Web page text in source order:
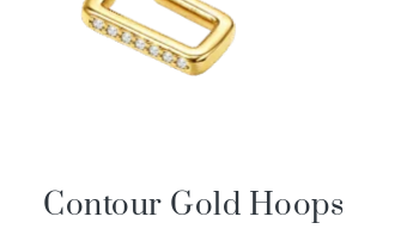
Contour Gold Hoops